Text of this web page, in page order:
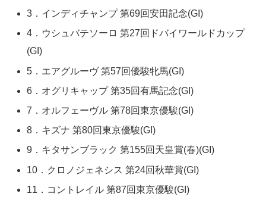
3．インディチャンプ 第69回安田記念(GI)
4．ウシュバテソーロ 第27回ドバイワールドカップ
(GI)
5．エアグルーヴ 第57回優駿牝馬(GI)
6．オグリキャップ 第35回有馬記念(GI)
7．オルフェーヴル 第78回東京優駿(GI)
8．キズナ 第80回東京優駿(GI)
9．キタサンブラック 第155回天皇賞(春)(GI)
10．クロノジェネシス 第24回秋華賞(GI)
11．コントレイル 第87回東京優駿(GI)